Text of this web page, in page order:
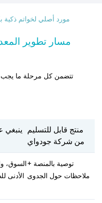
مورد أصلي لخواتم
مسار تطوير
تتضمن كل مرحلة ما يجب
ينبغي منتج قابل للتسليم
من شركة جودواي
السوق،
الأدنى
توصية بالمنصة +
ملاحظات حول الجدوى